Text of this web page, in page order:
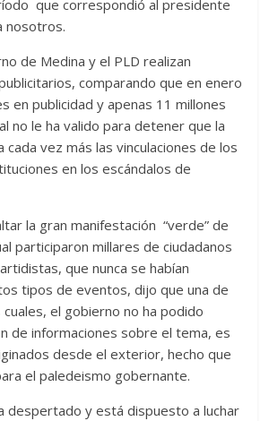
que correspondió al presidente
nosotros.
de Medina y el PLD realizan
comparando que en enero
en publicidad y apenas 11 millones
no le ha valido para detener que la
cada vez más las vinculaciones de los
en los escándalos de
la gran manifestación “verde” de
participaron millares de ciudadanos
que nunca se habían
tipos de eventos, dijo que una de
cuales, el gobierno no ha podido
de informaciones sobre el tema, es
desde el exterior, hecho que
el paledeismo gobernante.
despertado y está dispuesto a luchar